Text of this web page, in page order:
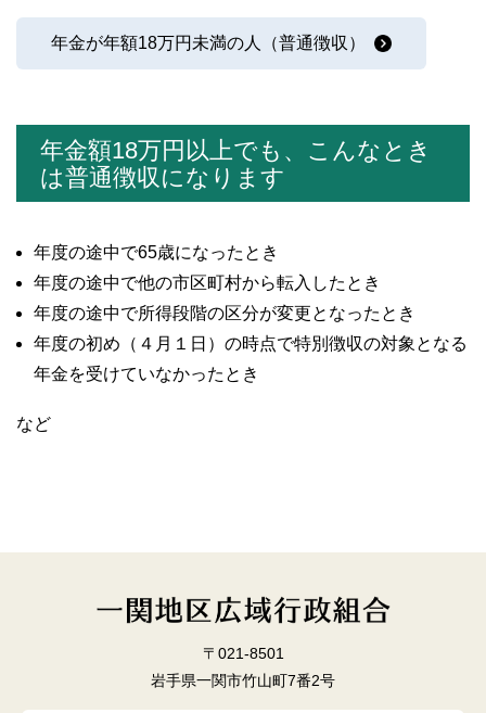
年金が年額18万円未満の人（普通徴収）
年金額18万円以上でも、こんなとき
は普通徴収になります
年度の途中で65歳になったとき
年度の途中で他の市区町村から転入したとき
年度の途中で所得段階の区分が変更となったとき
年度の初め（４月１日）の時点で特別徴収の対象となる
年金を受けていなかったとき
など
〒021-8501
岩手県一関市竹山町7番2号